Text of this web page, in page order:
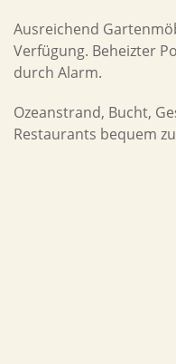
Ausreichend
Verfügung. Beheizter
durch Alarm.
Ozeanstrand, Bucht,
Restaurants bequem